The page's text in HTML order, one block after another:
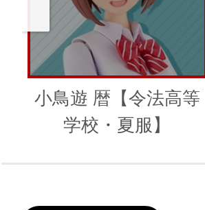
小鳥遊 暦【令法高等
学校・夏服】